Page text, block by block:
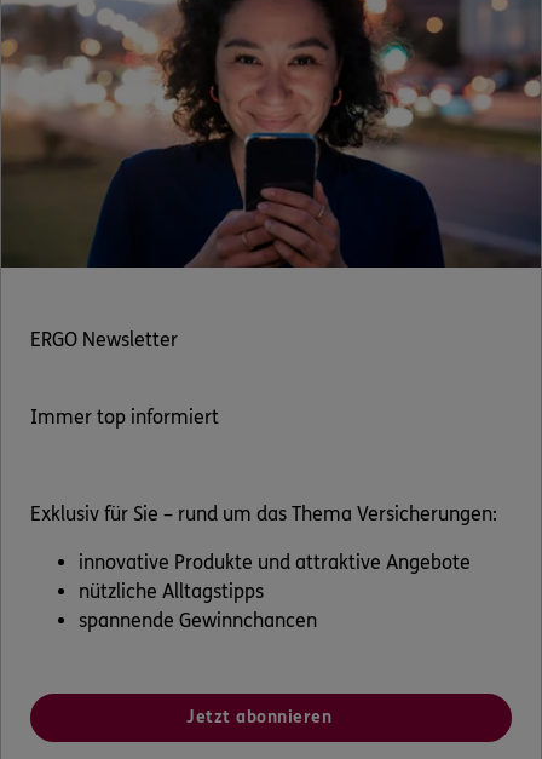
ERGO Newsletter
Immer top informiert
Exklusiv für Sie – rund um das Thema Versicherungen:
innovative Produkte und attraktive Angebote
nützliche Alltagstipps
spannende Gewinnchancen
Jetzt abonnieren